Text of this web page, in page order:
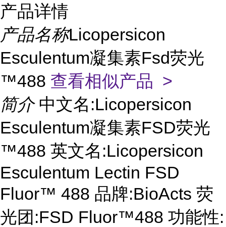
产品详情
产品名称Licopersicon
Esculentum凝集素Fsd荧光
™488 查看相似产品 >
简介 中文名:Licopersicon
Esculentum凝集素FSD荧光
™488 英文名:Licopersicon
Esculentum Lectin FSD
Fluor™ 488 品牌:BioActs 荧
光团:FSD Fluor™488 功能性: